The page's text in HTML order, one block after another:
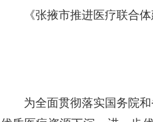
《张掖市推进医疗联合
为全面贯彻落实国务院